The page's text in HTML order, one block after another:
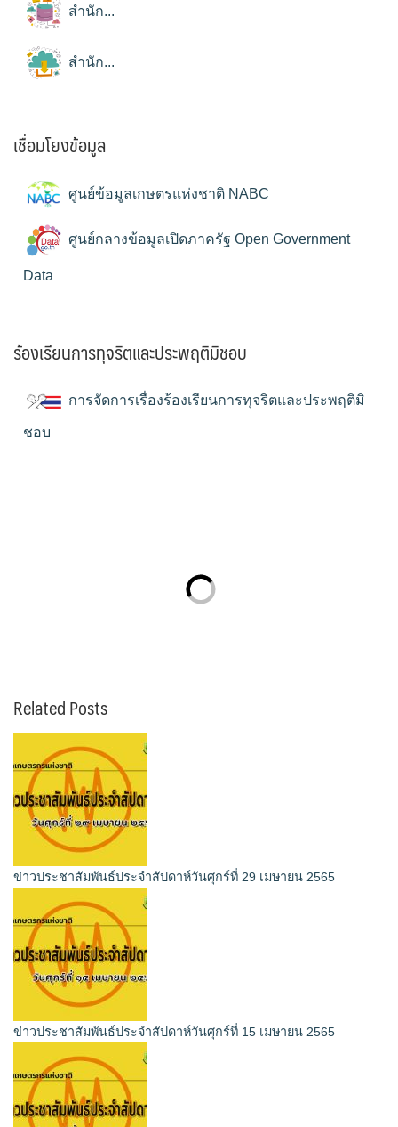
สำนัก...
สำนัก...
เชื่อมโยงข้อมูล
ศูนย์ข้อมูลเกษตรแห่งชาติ NABC
ศูนย์กลางข้อมูลเปิดภาครัฐ Open Government
Data
ร้องเรียนการทุจริตและประพฤติมิชอบ
การจัดการเรื่องร้องเรียนการทุจริตและประพฤติมิ
ชอบ
Related Posts
ข่าวประชาสัมพันธ์ประจำสัปดาห์วันศุกร์ที่ 29 เมษายน 2565
ข่าวประชาสัมพันธ์ประจำสัปดาห์วันศุกร์ที่ 15 เมษายน 2565